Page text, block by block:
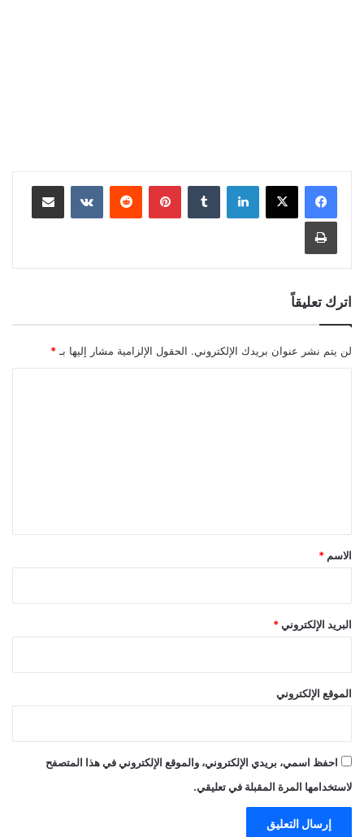
لينكدإن بينتيريست مشاركة عبر البريد
طباعة
اترك تعليقاً
لن يتم نشر عنوان بريدك الإلكتروني. الحقول الإلزامية مشار إليها بـ *
*
الاسم *
البريد الإلكتروني *
الموقع الإلكتروني
احفظ اسمي، بريدي الإلكتروني، والموقع الإلكتروني في هذا المتصفح
لاستخدامها المرة المقبلة في تعليقي.